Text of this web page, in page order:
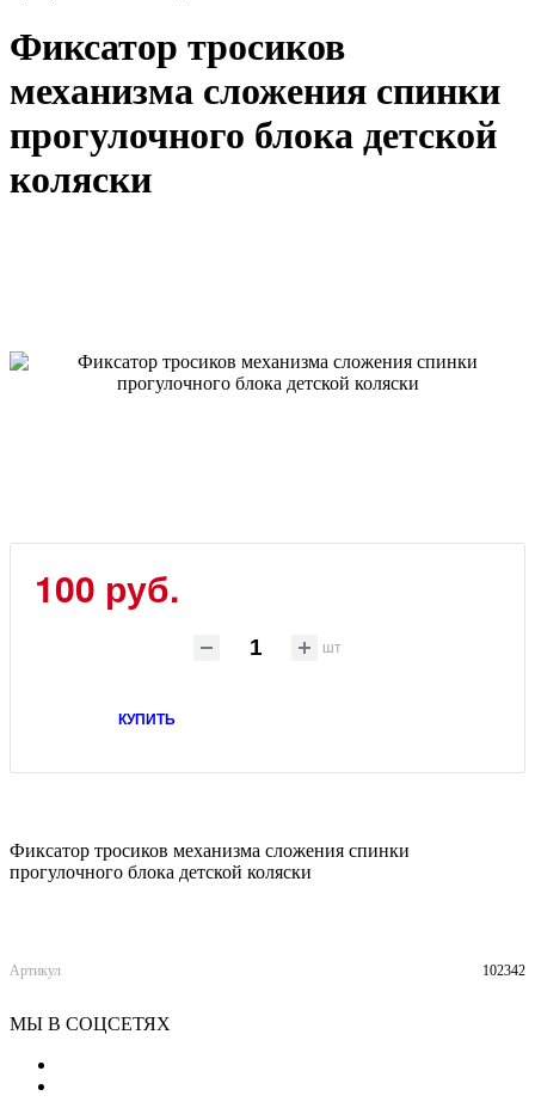
Фиксатор тросиков
механизма сложения спинки
прогулочного блока детской
коляски
100 руб.
шт
КУПИТЬ
Фиксатор тросиков механизма сложения спинки
прогулочного блока детской коляски
Артикул 102342
МЫ В СОЦСЕТЯХ